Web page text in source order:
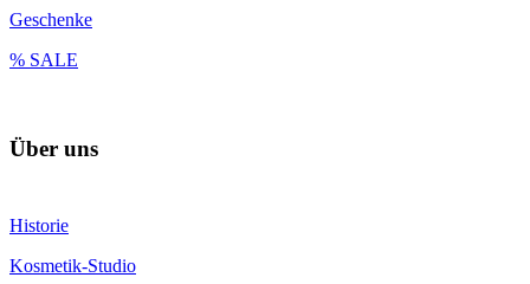
Geschenke
% SALE
Über uns
Historie
Kosmetik-Studio